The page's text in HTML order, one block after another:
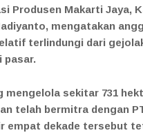
Produsen Makarti Jaya,
mengatakan
terlindungi dari
pasar.
mengelola sekitar 731
telah bermitra dengan
empat dekade tersebut